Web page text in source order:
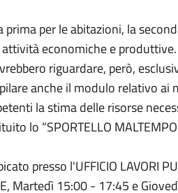
per le abitazioni, la
economiche e produttive.
riguardare, però,
anche il modulo relativo ai
la stima delle risorse
lo “SPORTELLO
presso l'UFFICIO LAVORI
Martedì 15:00 - 17:45 e